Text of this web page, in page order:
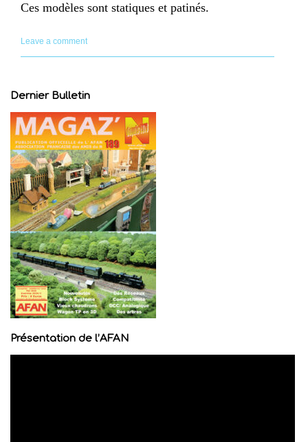
Ces modèles sont statiques et patinés.
Leave a comment
Dernier Bulletin
Présentation de l’AFAN